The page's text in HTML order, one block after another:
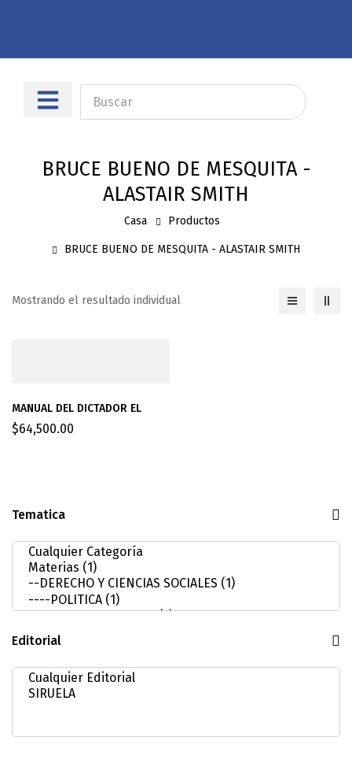
BRUCE BUENO DE MESQUITA -
ALASTAIR SMITH
Casa Productos
BRUCE BUENO DE MESQUITA - ALASTAIR SMITH
Tematica
Editorial
Mostrando el resultado individual
MANUAL DEL DICTADOR EL
$64,500.00